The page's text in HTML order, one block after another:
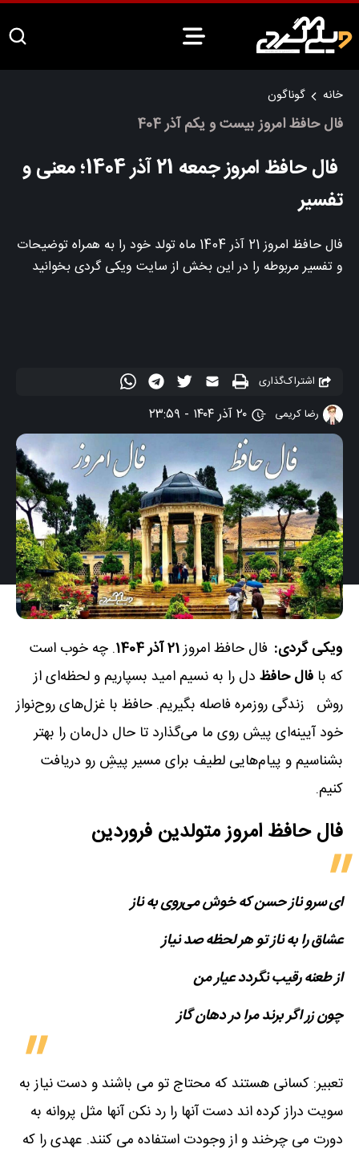
خانه گوناگون
فال حافظ امروز بیست و یکم آذر 404
فال حافظ امروز جمعه 21 آذر 1404؛ معنی و
تفسیر
فال حافظ امروز 21 آذر 1404 ماه تولد خود را به همراه توضیحات
و تفسیر مربوطه را در این بخش از سایت ویکی گردی بخوانید
اشتراک‌گذاری
رضا کریمی
۲۰ آذر ۱۴۰۴ - ۲۳:۵۹
ویکی گردی: فال حافظ امروز21 آذر 1404
. چه خوب است
که با فال حافظ دل را به نسیم امید بسپاریم و لحظه‌ای از
روش زندگی روزمره فاصله بگیریم. حافظ با غزل‌های روح‌نواز
خود آیینه‌ای پیش روی ما می‌گذارد تا حال دل‌مان را بهتر
بشناسیم و پیام‌هایی لطیف برای مسیر پیشِ رو دریافت
کنیم.
فال حافظ امروز متولدین‌ فروردین
ای سرو ناز حسن که خوش می‌روی به ناز
عشاق را به ناز تو هر لحظه صد نیاز
از طعنه رقیب نگردد عیار من
چون زر اگر برند مرا در دهان گاز
تعبیر: کسانی هستند که محتاج تو می باشند و دست نیاز به
سویت دراز کرده اند دست آنها را رد نکن آنها مثل پروانه به
دورت می چرخند و از وجودت استفاده می کنند. عهدی را که